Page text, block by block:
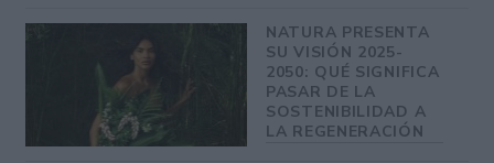
NATURA PRESENTA
SU VISIÓN 2025-
2050: QUÉ SIGNIFICA
PASAR DE LA
SOSTENIBILIDAD A
LA REGENERACIÓN